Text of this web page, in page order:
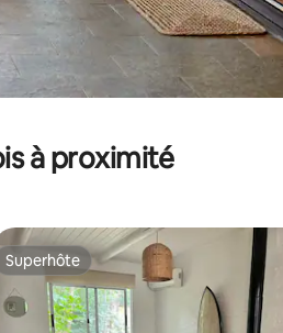
à proximité
Superhôte
Superhôte